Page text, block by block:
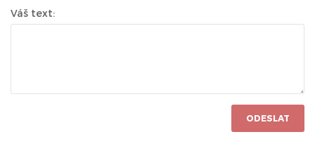
Váš text:
ODESLAT